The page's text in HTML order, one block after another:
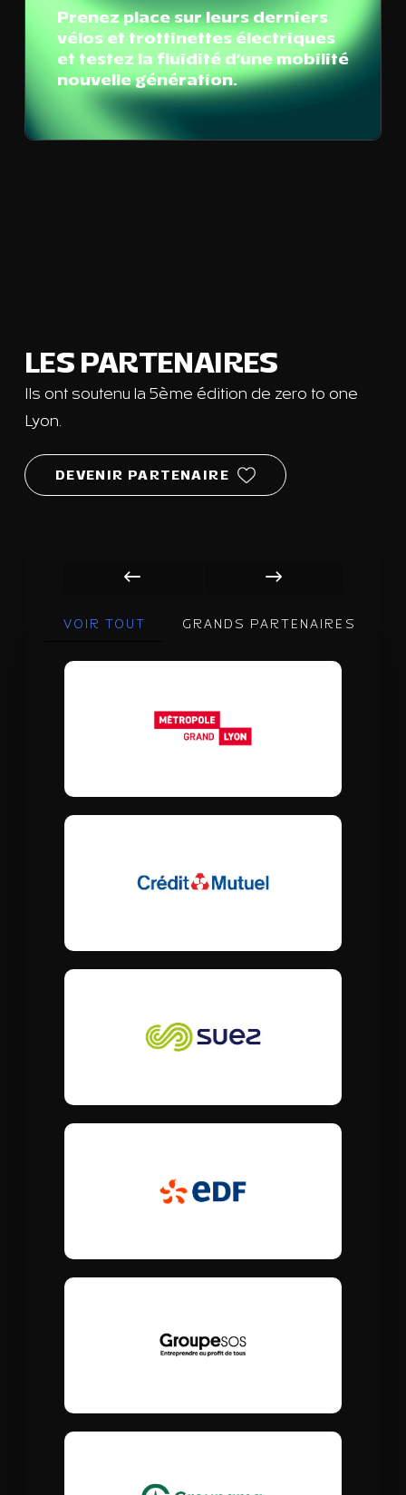
Prenez place sur leurs derniers
vélos et trottinettes électriques
et testez la fluidité d’une mobilité
nouvelle génération.
LES PARTENAIRES
Ils ont soutenu la 5ème édition de zero to one
Lyon.
DEVENIR PARTENAIRE
VOIR TOUT GRANDS PARTENAIRES